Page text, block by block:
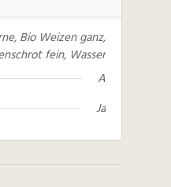
Bio Weizen ganz,
fein, Wasser
A
Ja